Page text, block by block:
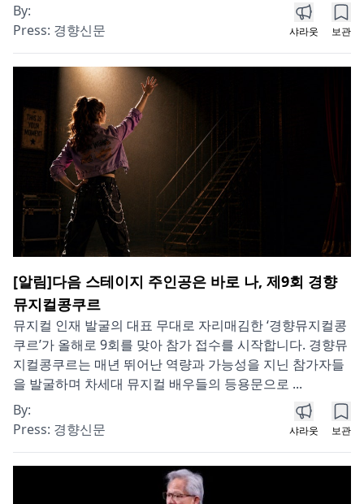
By:
Press: 경향신문 샤라웃 보관
[알림]다음 스테이지 주인공은 바로 나, 제9회 경향
뮤지컬콩쿠르
뮤지컬 인재 발굴의 대표 무대로 자리매김한 ‘경향뮤지컬콩
쿠르’가 올해로 9회를 맞아 참가 접수를 시작합니다. 경향뮤
지컬콩쿠르는 매년 뛰어난 역량과 가능성을 지닌 참가자들
을 발굴하며 차세대 뮤지컬 배우들의 등용문으로 ...
By:
Press: 경향신문 샤라웃 보관